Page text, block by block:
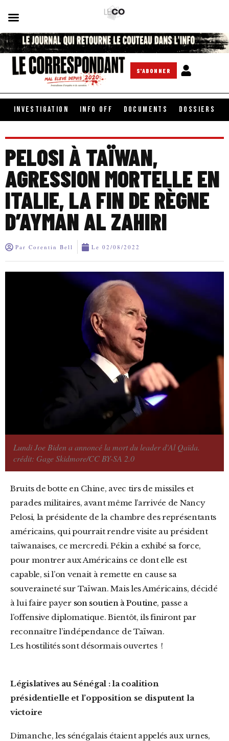
S'ABONNER
INVESTIGATION INFO OFF DOCUMENTS DOSSIERS
PELOSI À TAÏWAN,
AGRESSION MORTELLE EN
ITALIE, LA FIN DE RÈGNE
D’AYMAN AL ZAHIRI
Par Corentin Bell Le 02/08/2022
Lundi Joe Biden a annoncé la mort du leader d'Al Qaïda.
crédit: Gage Skidmore/CC BY-SA 2.0
Bruits de botte en Chine, avec tirs de missiles et
parades militaires, avant même l’arrivée de Nancy
Pelosi, la présidente de la chambre des représentants
américains, qui pourrait rendre visite au président
taïwanaises, ce mercredi. Pékin a exhibé sa force,
pour montrer aux Américains ce dont elle est
capable, si l’on venait à remette en cause sa
souveraineté sur Taïwan. Mais lesAméricains, décidé
à lui faire payer son soutien à Poutine, passe a
l’offensive diplomatique. Bientôt, ils finiront par
reconnaître l’indépendance de Taïwan.
Les hostilités sont désormais ouvertes !
Législatives au Sénégal : la coalition
présidentielle et l’opposition se disputent la
victoire
Dimanche, les sénégalais étaient appelés aux urnes,